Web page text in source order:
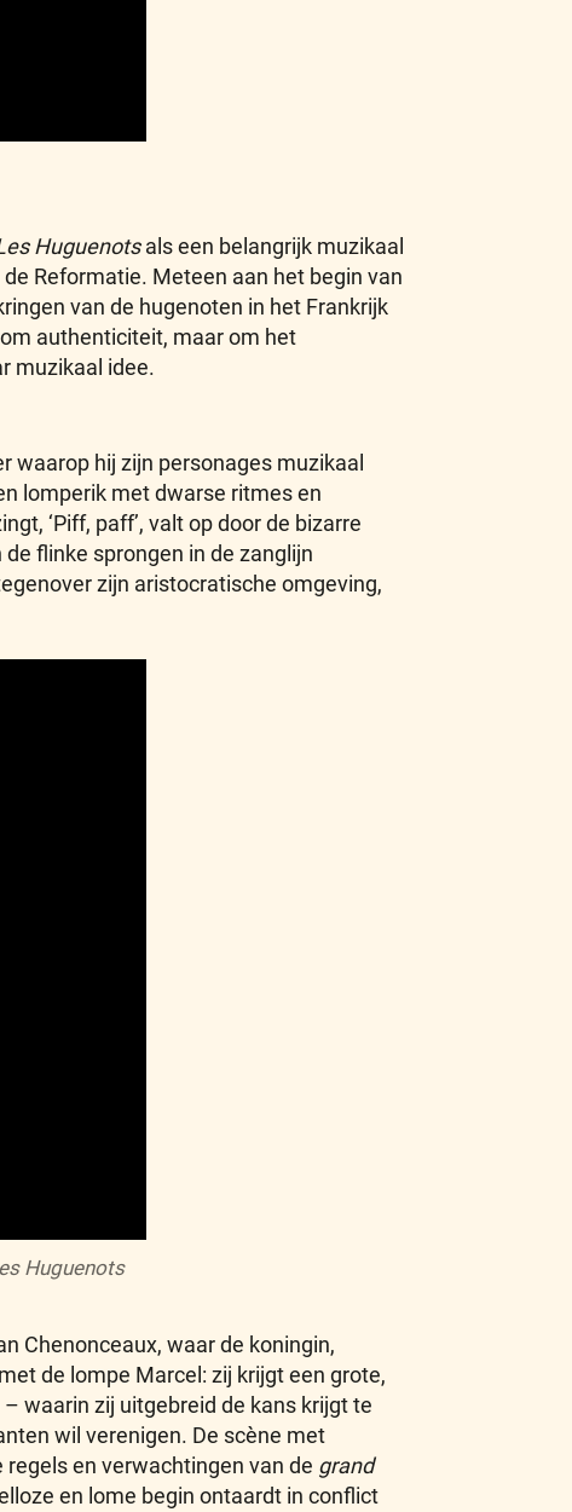
Huguenotsals een belangrijk muzikaal
Reformatie. Meteen aan het begin van
van de hugenoten in het Frankrijk
authenticiteit, maar om het
muzikaal idee.
waarop hij zijn personages muzikaal
lomperik met dwarse ritmes en
‘Piff, paff’, valt op door de bizarre
flinke sprongen in de zanglijn
zijn aristocratische omgeving,
Huguenots
Chenonceaux, waar de koningin,
de lompe Marcel: zij krijgt een grote,
– waarin zij uitgebreid de kans krijgt te
wil verenigen. De scène met
en verwachtingen van de grand
en lome begin ontaardt in conflict